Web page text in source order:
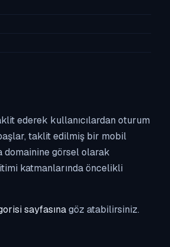
ederek kullanıcılardan oturum
taklit edilmiş bir mobil
domainine görsel olarak
katmanlarında öncelikli
sayfasınagöz atabilirsiniz.